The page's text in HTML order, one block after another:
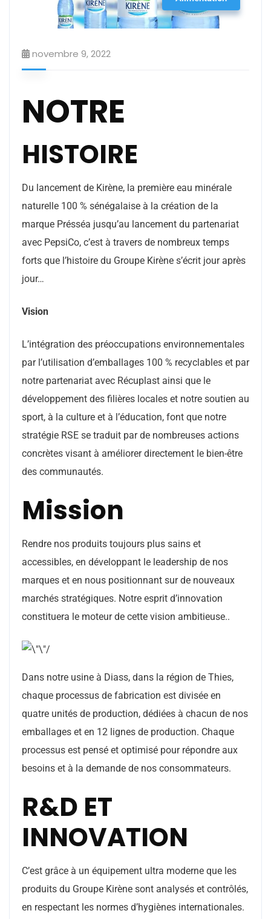
novembre 9, 2022
NOTRE
HISTOIRE
Du lancement de Kirène, la première eau minérale
naturelle 100 % sénégalaise à la création de la
marque Présséa jusqu’au lancement du partenariat
avec PepsiCo, c’est à travers de nombreux temps
forts que l’histoire du Groupe Kirène s’écrit jour après
jour…
Vision
L’intégration des préoccupations environnementales
par l’utilisation d’emballages 100 % recyclables et par
notre partenariat avec Récuplast ainsi que le
développement des filières locales et notre soutien au
sport, à la culture et à l’éducation, font que notre
stratégie RSE se traduit par de nombreuses actions
concrètes visant à améliorer directement le bien-être
des communautés.
Mission
Rendre nos produits toujours plus sains et
accessibles, en développant le leadership de nos
marques et en nous positionnant sur de nouveaux
marchés stratégiques. Notre esprit d’innovation
constituera le moteur de cette vision ambitieuse..
Dans notre usine à Diass, dans la région de Thies,
chaque processus de fabrication est divisée en
quatre unités de production, dédiées à chacun de nos
emballages et en 12 lignes de production. Chaque
processus est pensé et optimisé pour répondre aux
besoins et à la demande de nos consommateurs.
R&D ET
INNOVATION
C’est grâce à un équipement ultra moderne que les
produits du Groupe Kirène sont analysés et contrôlés,
en respectant les normes d’hygiènes internationales.